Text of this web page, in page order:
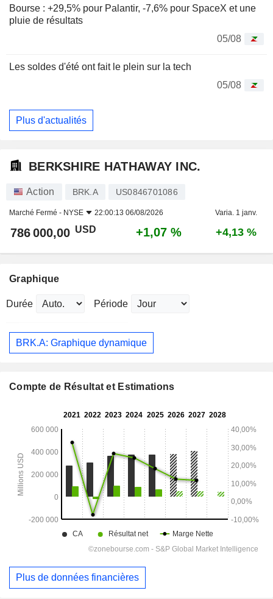
Bourse : +29,5% pour Palantir, -7,6% pour SpaceX et une
pluie de résultats
05/08
Les soldes d'été ont fait le plein sur la tech
05/08
Plus d'actualités
BERKSHIRE HATHAWAY INC.
Action BRK.A US0846701086
Marché Fermé - NYSE 22:00:13 06/08/2026 Varia. 1 janv.
786 000,00 USD +1,07 % +4,13 %
Graphique
Durée Période
BRK.A: Graphique dynamique
Compte de Résultat et Estimations
Plus de données financières